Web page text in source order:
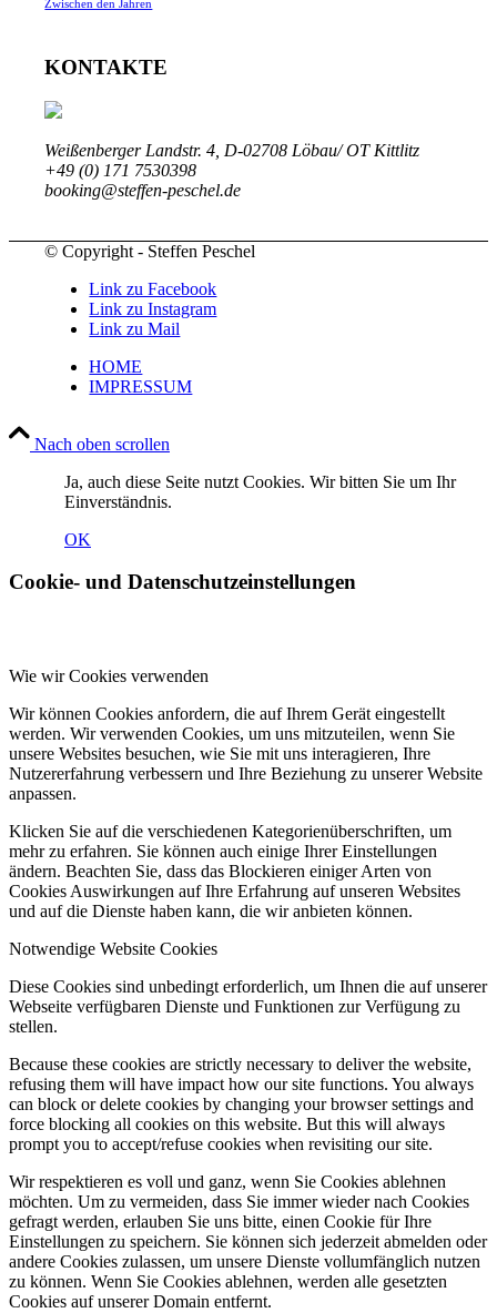
Zwischen den Jahren
KONTAKTE
Weißenberger Landstr. 4, D-02708 Löbau/ OT Kittlitz
+49 (0) 171 7530398
booking@steffen-peschel.de
© Copyright - Steffen Peschel
Link zu Facebook
Link zu Instagram
Link zu Mail
HOME
IMPRESSUM
Nach oben scrollen
Ja, auch diese Seite nutzt Cookies. Wir bitten Sie um Ihr
Einverständnis.
OK
Cookie- und Datenschutzeinstellungen
Wie wir Cookies verwenden
Wir können Cookies anfordern, die auf Ihrem Gerät eingestellt
werden. Wir verwenden Cookies, um uns mitzuteilen, wenn Sie
unsere Websites besuchen, wie Sie mit uns interagieren, Ihre
Nutzererfahrung verbessern und Ihre Beziehung zu unserer Website
anpassen.
Klicken Sie auf die verschiedenen Kategorienüberschriften, um
mehr zu erfahren. Sie können auch einige Ihrer Einstellungen
ändern. Beachten Sie, dass das Blockieren einiger Arten von
Cookies Auswirkungen auf Ihre Erfahrung auf unseren Websites
und auf die Dienste haben kann, die wir anbieten können.
Notwendige Website Cookies
Diese Cookies sind unbedingt erforderlich, um Ihnen die auf unserer
Webseite verfügbaren Dienste und Funktionen zur Verfügung zu
stellen.
Because these cookies are strictly necessary to deliver the website,
refusing them will have impact how our site functions. You always
can block or delete cookies by changing your browser settings and
force blocking all cookies on this website. But this will always
prompt you to accept/refuse cookies when revisiting our site.
Wir respektieren es voll und ganz, wenn Sie Cookies ablehnen
möchten. Um zu vermeiden, dass Sie immer wieder nach Cookies
gefragt werden, erlauben Sie uns bitte, einen Cookie für Ihre
Einstellungen zu speichern. Sie können sich jederzeit abmelden oder
andere Cookies zulassen, um unsere Dienste vollumfänglich nutzen
zu können. Wenn Sie Cookies ablehnen, werden alle gesetzten
Cookies auf unserer Domain entfernt.